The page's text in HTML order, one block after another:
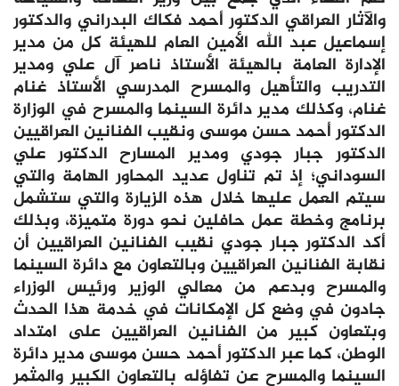
والآثار العراقي الدكتور أحمد فكاك البدراني والدكتور
إسماعيل عبد الله الأمين العام للهيئة كل من مدير
الإدارة العامة بالهيئة الأستاذ ناصر آل علي ومدير
التدريب والتأهيل والمسرح المدرسي الأستاذ غنام
غنام، وكذلك مدير دائرة السينما والمسرح في الوزارة
الدكتور أحمد حسن موسى ونقيب الفنانين العراقيين
الدكتور جبار جودي ومدير المسارح الدكتور علي
السوداني؛ إذ تم تناول عديد المحاور الهامة والتي
سيتم العمل عليها خلال هذه الزيارة والتي ستشمل
برنامج وخطة عمل حافلين نحو دورة متميزة، وبذلك
أكد الدكتور جبار جودي نقيب الفنانين العراقيين أن
نقابة الفنانين العراقيين وبالتعاون مع دائرة السينما
والمسرح وبدعم من معالي الوزير ورئيس الوزراء
جادون في وضع كل الإمكانات في خدمة هذا الحدث
وبتعاون كبير من الفنانين العراقيين على امتداد
الوطن، كما عبر الدكتور أحمد حسن موسى مدير دائرة
السينما والمسرح عن تفاؤله بالتعاون الكبير والمثمر